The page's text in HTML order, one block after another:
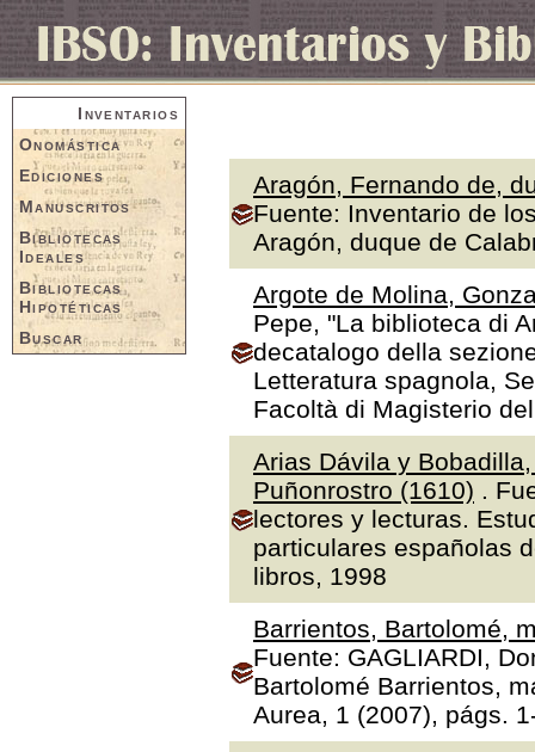
Inventarios
Onomástica
Ediciones
Manuscritos
Bibliotecas
Ideales
Bibliotecas
Hipotéticas
Buscar
Aragón, Fernando de,
Fuente: Inventario de
Aragón, duque de
Argote de Molina,
Pepe, "La biblioteca di
decatalogo della
Letteratura spagnola,
Facoltà di Magisterio
Arias Dávila y
Puñonrostro (1610) .
lectores y lecturas.
particulares españolas
libros, 1998
Barrientos, Bartolomé,
Fuente: GAGLIARDI,
Bartolomé Barrientos,
Aurea, 1 (2007), págs.